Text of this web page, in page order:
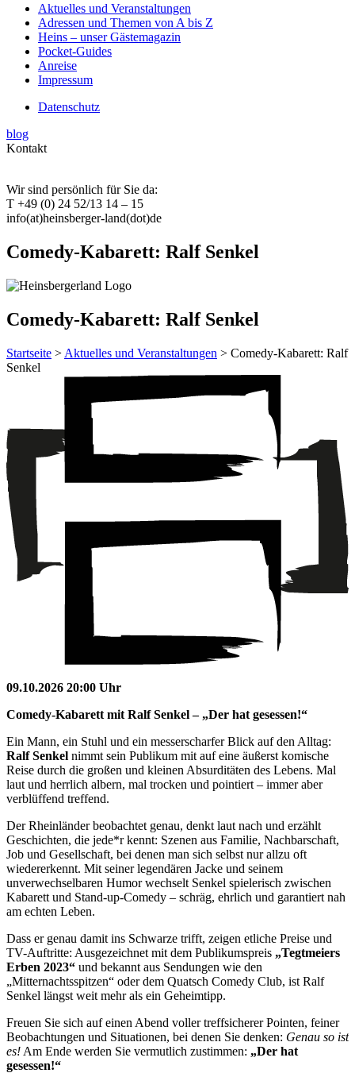
Aktuelles und Veranstaltungen
Adressen und Themen von A bis Z
Heins – unser Gästemagazin
Pocket-Guides
Anreise
Impressum
Datenschutz
blog
Kontakt
Wir sind persönlich für Sie da:
T +49 (0) 24 52/13 14 – 15
info(at)heinsberger-land(dot)de
Comedy-Kabarett: Ralf Senkel
Comedy-Kabarett: Ralf Senkel
Startseite > Aktuelles und Veranstaltungen > Comedy-Kabarett: Ralf
Senkel
09.10.2026 20:00 Uhr
Comedy-Kabarett mit Ralf Senkel – „Der hat gesessen!“
Ein Mann, ein Stuhl und ein messerscharfer Blick auf den Alltag:
Ralf Senkel nimmt sein Publikum mit auf eine äußerst komische
Reise durch die großen und kleinen Absurditäten des Lebens. Mal
laut und herrlich albern, mal trocken und pointiert – immer aber
verblüffend treffend.
Der Rheinländer beobachtet genau, denkt laut nach und erzählt
Geschichten, die jede*r kennt: Szenen aus Familie, Nachbarschaft,
Job und Gesellschaft, bei denen man sich selbst nur allzu oft
wiedererkennt. Mit seiner legendären Jacke und seinem
unverwechselbaren Humor wechselt Senkel spielerisch zwischen
Kabarett und Stand-up-Comedy – schräg, ehrlich und garantiert nah
am echten Leben.
Dass er genau damit ins Schwarze trifft, zeigen etliche Preise und
TV-Auftritte: Ausgezeichnet mit dem Publikumspreis „Tegtmeiers
Erben 2023“ und bekannt aus Sendungen wie den
„Mitternachtsspitzen“ oder dem Quatsch Comedy Club, ist Ralf
Senkel längst weit mehr als ein Geheimtipp.
Freuen Sie sich auf einen Abend voller treffsicherer Pointen, feiner
Beobachtungen und Situationen, bei denen Sie denken: Genau so ist
es! Am Ende werden Sie vermutlich zustimmen: „Der hat
gesessen!“